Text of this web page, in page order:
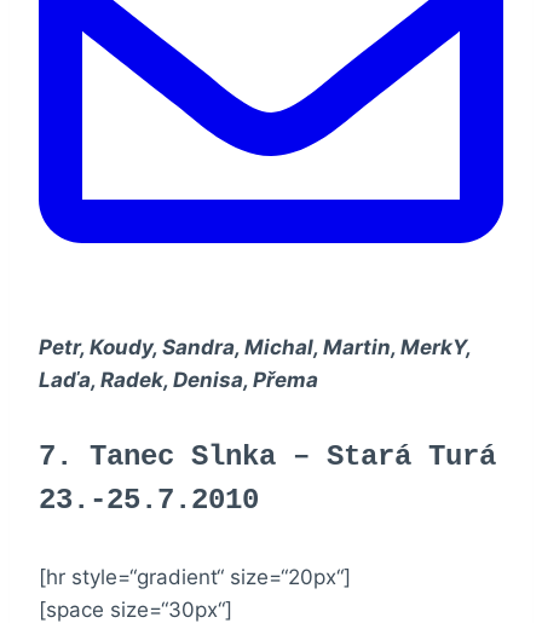
Petr, Koudy, Sandra, Michal, Martin, MerkY,
Laďa, Radek, Denisa, Přema
7. Tanec Slnka – Stará Turá
23.-25.7.2010
[hr style=“gradient“ size=“20px“]
[space size=“30px“]